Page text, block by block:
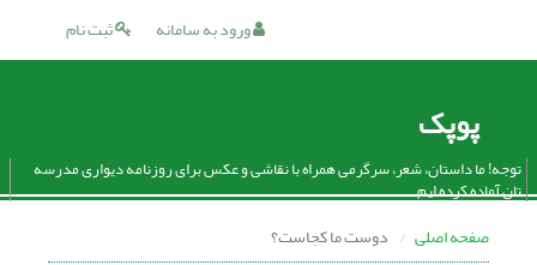
ثبت نام ورود به سامانه
پوپک
توجه! ما داستان، شعر، سرگرمی همراه با نقاشی و عکس برای روزنامه دیواری مدرسه
تان آماده کرده ایم.
صفحه اصلی دوست ما کجاست؟